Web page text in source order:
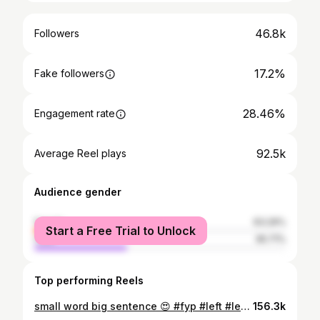
Followers 46.8k
Fake followers 17.2%
Engagement rate 28.46%
Average Reel plays 92.5k
Audience gender
female
male
Start a Free Trial to Unlock
Top performing Reels
small word big sentence 😍 #fyp #left #leftist #community #nyc #chinatown #journal 156.3k